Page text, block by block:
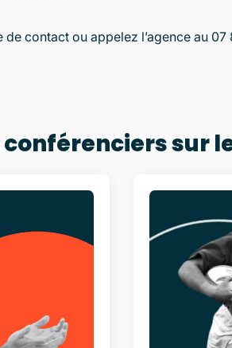
contact ou appelez l’agence au 07
conférenciers sur